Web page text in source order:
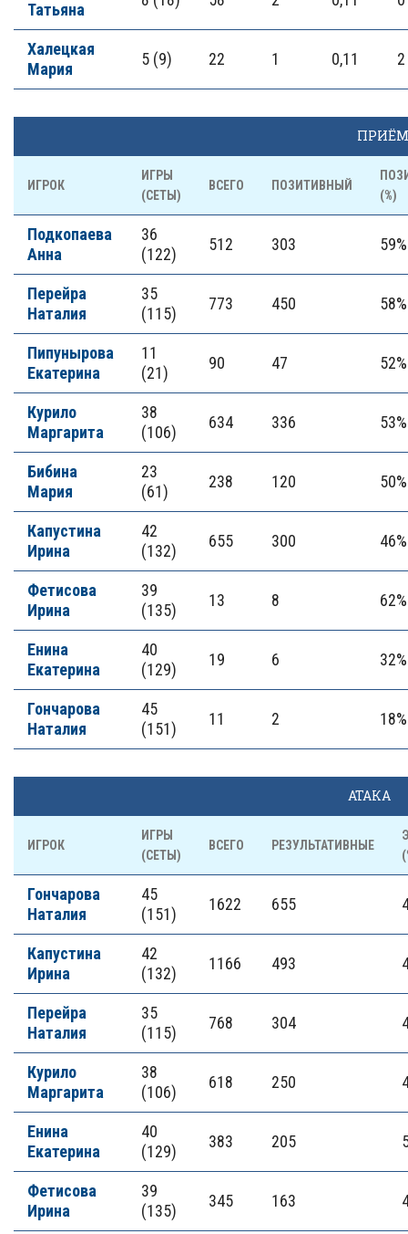
Татьяна
Халецкая
Мария
5 (9) 22 1 0,11 2
ПРИЁМ
ИГРОК
ИГРЫ
(СЕТЫ)
ВСЕГО ПОЗИТИВНЫЙ
(%)
Подкопаева
Анна
36
(122)
512 303 59%
Перейра
Наталия
35
(115)
773 450 58%
Пипунырова
Екатерина
11
(21)
90 47 52%
Курило
Маргарита
38
(106)
634 336 53%
Бибина
Мария
23
(61)
238 120 50%
Капустина
Ирина
42
(132)
655 300 46%
Фетисова
Ирина
39
(135)
13 8 62%
Енина
Екатерина
40
(129)
19 6 32%
Гончарова
Наталия
45
(151)
11 2 18%
АТАКА
ИГРОК
ИГРЫ
(СЕТЫ)
ВСЕГО РЕЗУЛЬТАТИВНЫЕ
Гончарова
Наталия
45
(151)
1622 655
Капустина
Ирина
42
(132)
1166 493
Перейра
Наталия
35
(115)
768 304
Курило
Маргарита
38
(106)
618 250
Енина
Екатерина
40
(129)
383 205
Фетисова
Ирина
39
(135)
345 163